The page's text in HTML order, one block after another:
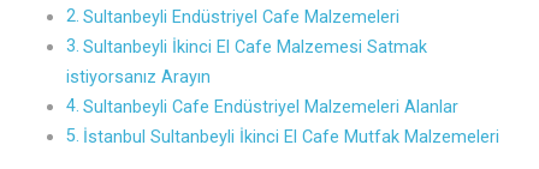
Sultanbeyli Endüstriyel Cafe Malzemeleri
Sultanbeyli İkinci El Cafe Malzemesi Satmak
istiyorsanız Arayın
Sultanbeyli Cafe Endüstriyel Malzemeleri Alanlar
İstanbul Sultanbeyli İkinci El Cafe Mutfak Malzemeleri